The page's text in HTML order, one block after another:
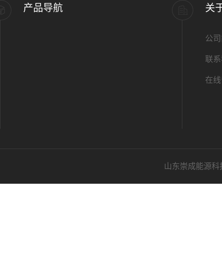
产品导航 关
公
联
在
山东崇成能源